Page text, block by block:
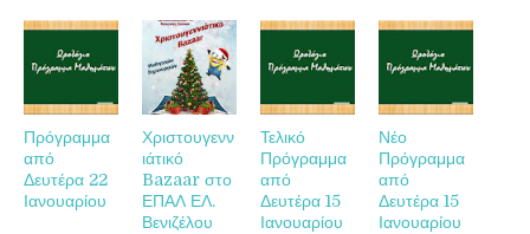
Πρόγραμμα
από
Δευτέρα 22
Ιανουαρίου
Χριστουγενν
ιάτικό
Bazaar στο
ΕΠΑΛ ΕΛ.
Βενιζέλου
Τελικό
Πρόγραμμα
από
Δευτέρα 15
Ιανουαρίου
Νέο
Πρόγραμμα
από
Δευτέρα 15
Ιανουαρίου